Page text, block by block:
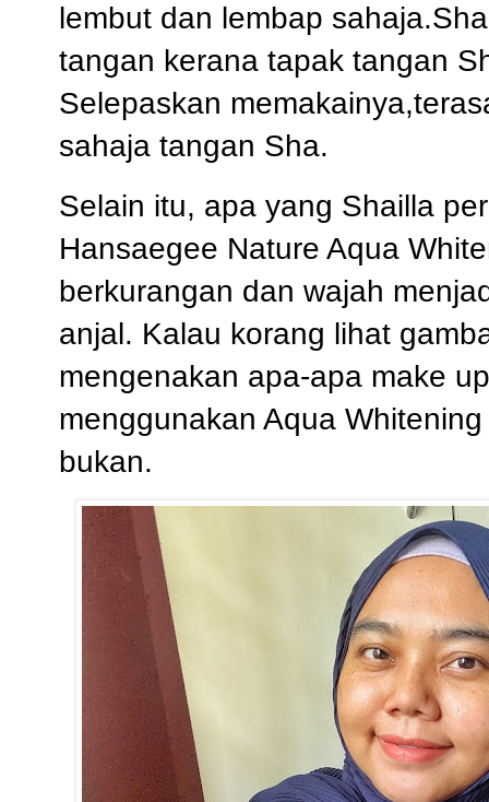
lembut dan lembap
tangan kerana tapak tangan
Selepaskan
sahaja tangan Sha.
Selain itu, apa yang Shailla
Hansaegee Nature Aqua
berkurangan dan wajah
anjal. Kalau korang lihat
mengenakan apa-apa make
menggunakan Aqua
bukan.